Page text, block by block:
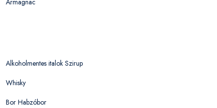
Armagnac
Alkoholmentes italok Szirup
Whisky
Bor Habzóbor